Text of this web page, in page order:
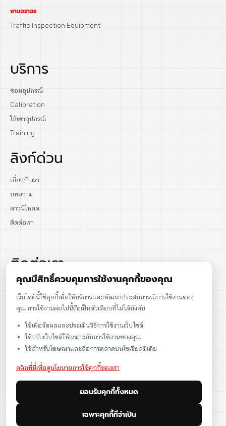
งานจราจร
Traffic Inspection Equipment
บริการ
ซ่อมอุปกรณ์
Calibration
ให้เช่าอุปกรณ์
Training
ลิงก์ด่วน
เกี่ยวกับเรา
บทความ
ดาวน์โหลด
ติดต่อเรา
ติดต่อเรา
086-086-2000
sales@cst.co.th
คุณมีสิทธิ์ควบคุมการใช้งานคุกกี้ของคุณ
เว็บไซต์นี้ใช้คุกกี้เพื่อให้บริการและพัฒนาประสบการณ์การใช้งานของ
คุณ การใช้งานต่อไปนี้ถือเป็นตัวเลือกที่ไม่ได้บังคับ
ใช้เพื่อวัดผลและประเมินวิธีการใช้งานเว็บไซต์
ใช้ปรับเว็บไซต์ให้เหมาะกับการใช้งานของคุณ
ใช้สำหรับโฆษณาและสื่อการตลาดบนโซเชียลมีเดีย
คลิกที่นี่เพื่อดูนโยบายการใช้คุกกี้ของเรา
ยอมรับคุกกี้ทั้งหมด
เฉพาะคุกกี้ที่จำเป็น